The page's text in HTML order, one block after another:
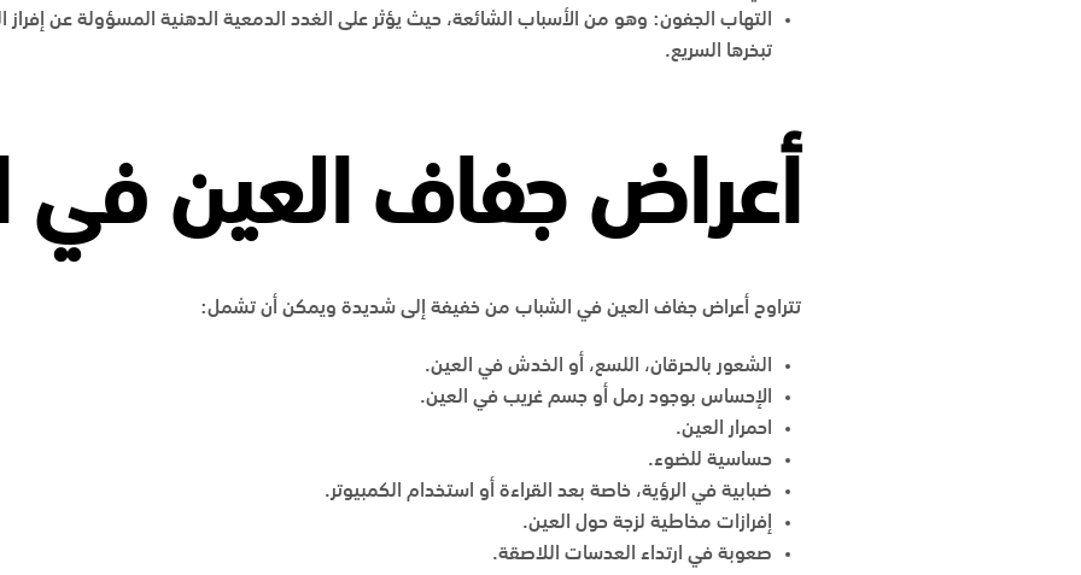
التهاب الجفون: وهو من الأسباب الشائعة، حيث يؤثر على الغدد الدمعية الدهنية المسؤولة عن إفراز
تبخرها السريع.
أعراض جفاف العين في
تتراوح أعراض جفاف العين في الشباب من خفيفة إلى شديدة ويمكن أن تشمل:
الشعور بالحرقان، اللسع، أو الخدش في العين.
الإحساس بوجود رمل أو جسم غريب في العين.
احمرار العين.
حساسية للضوء.
ضبابية في الرؤية، خاصة بعد القراءة أو استخدام الكمبيوتر.
إفرازات مخاطية لزجة حول العين.
صعوبة في ارتداء العدسات اللاصقة.